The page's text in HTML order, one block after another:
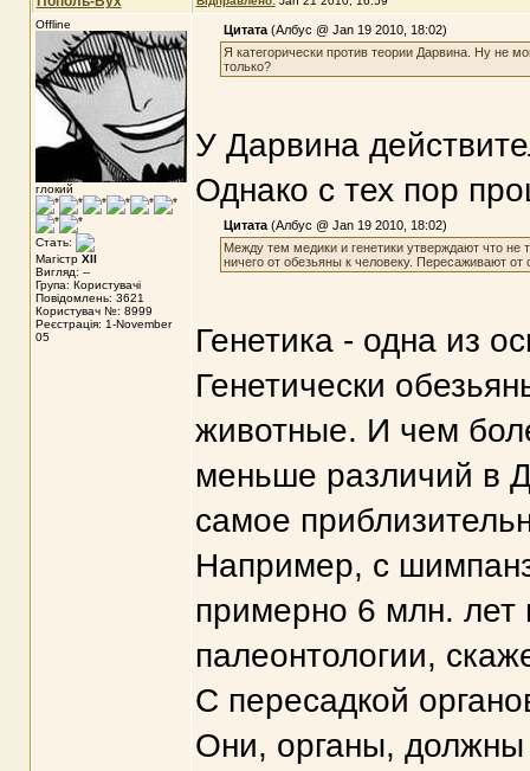
Offline
глокий
Стать:
Магістр XII
Вигляд: --
Група: Користувачі
Повідомлень: 3621
Користувач №: 8999
Реєстрація: 1-November
05
Цитата(Албус @ Jan 19 2010, 18:02)
Я категорически против теории Дарвина. Ну не
только?
У Дарвина
Однако с тех пор
Цитата(Албус @ Jan 19 2010, 18:02)
Между тем медики и генетики утверждают что не
ничего от обезьяны к человеку. Пересаживают
Генетика - одна из
Генетически
животные. И чем
меньше различий в
самое
Например, с
примерно 6 млн. лет
палеонтологии,
С пересадкой
Они, органы, должны